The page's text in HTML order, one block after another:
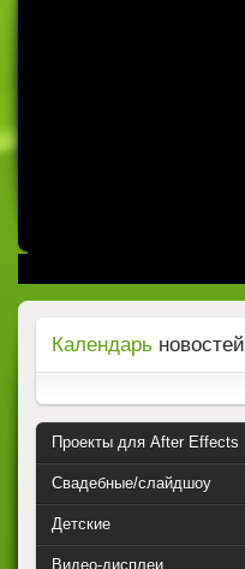
Календарь новостей
Проекты для After Effects
Свадебные/слайдшоу
Детские
Видео-дисплеи